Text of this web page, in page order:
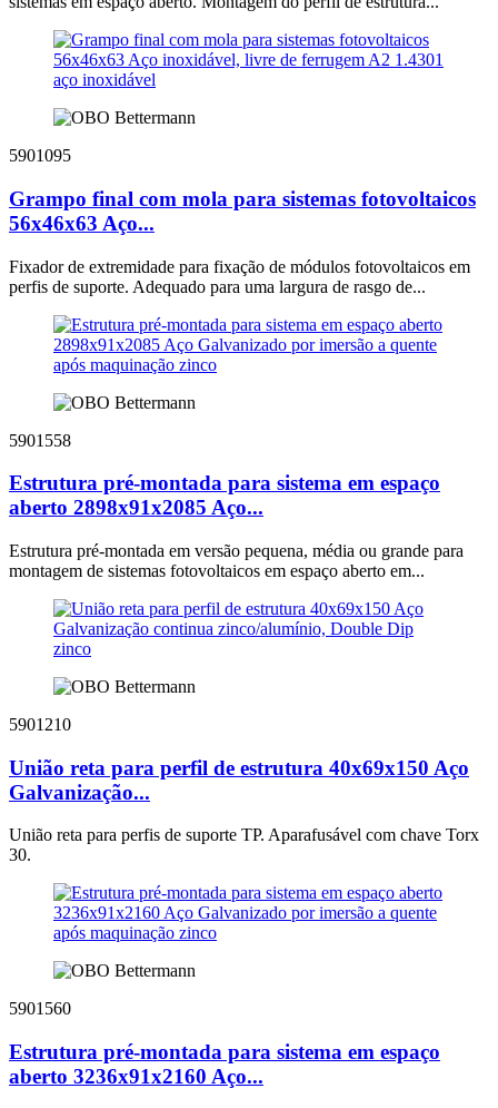
5901095
Grampo final com mola para sistemas fotovoltaicos
56x46x63 Aço...
Fixador de extremidade para fixação de módulos fotovoltaicos em
perfis de suporte. Adequado para uma largura de rasgo de...
5901558
Estrutura pré-montada para sistema em espaço
aberto 2898x91x2085 Aço...
Estrutura pré-montada em versão pequena, média ou grande para
montagem de sistemas fotovoltaicos em espaço aberto em...
5901210
União reta para perfil de estrutura 40x69x150 Aço
Galvanização...
União reta para perfis de suporte TP. Aparafusável com chave Torx
30.
5901560
Estrutura pré-montada para sistema em espaço
aberto 3236x91x2160 Aço...